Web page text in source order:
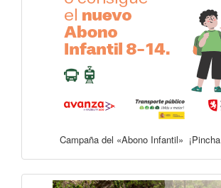
Campaña del «Abono Infantil»